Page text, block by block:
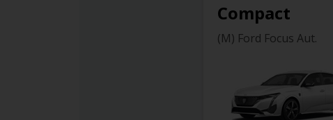
Compact
(M) Ford Focus Aut.